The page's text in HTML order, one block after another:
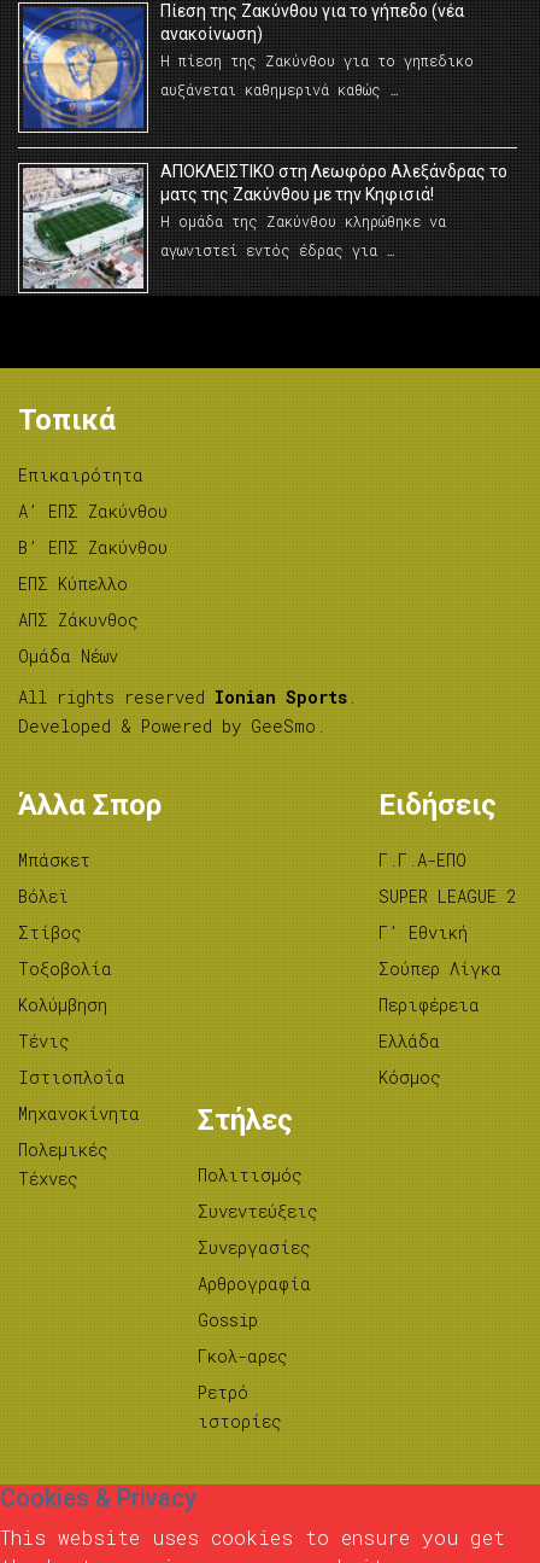
Πίεση της Ζακύνθου για το γήπεδο (νέα
ανακοίνωση)
Η πίεση της Ζακύνθου για το γηπεδικο
αυξάνεται καθημερινά καθώς …
AΠΟΚΛΕΙΣΤΙΚΟ στη Λεωφόρο Αλεξάνδρας το
ματς της Ζακύνθου με την Κηφισιά!
Η ομάδα της Ζακύνθου κληρώθηκε να
αγωνιστεί εντός έδρας για …
Τοπικά
Επικαιρότητα
A’ ΕΠΣ Ζακύνθου
B’ ΕΠΣ Ζακύνθου
ΕΠΣ Κύπελλο
ΑΠΣ Ζάκυνθος
Ομάδα Νέων
All rights reserved Ionian Sports .
Developed & Powered by GeeSmo .
Άλλα Σπορ
Μπάσκετ
Βόλεϊ
Στίβος
Tοξοβολία
Κολύμβηση
Τένις
Ιστιοπλοΐα
Μηχανοκίνητα
Πολεμικές
Τέχνες
Ειδήσεις
Γ.Γ.Α-ΕΠΟ
SUPER LEAGUE 2
Γ’ Εθνική
Σούπερ Λίγκα
Περιφέρεια
Ελλάδα
Κόσμος
Στήλες
Πολιτισμός
Συνεντεύξεις
Συνεργασίες
Αρθρογραφία
Gossip
Γκολ-αρες
Ρετρό
ιστορίες
Cookies & Privacy
This website uses cookies to ensure you get